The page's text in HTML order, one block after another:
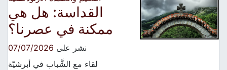
القداسة: هل هي
ممكنة في عصرنا؟
نشر على07/07/2026
لقاء مع الشَّباب في أبرشيّة